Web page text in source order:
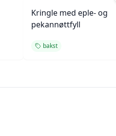
Kringle med eple- og
pekannøttfyll
bakst